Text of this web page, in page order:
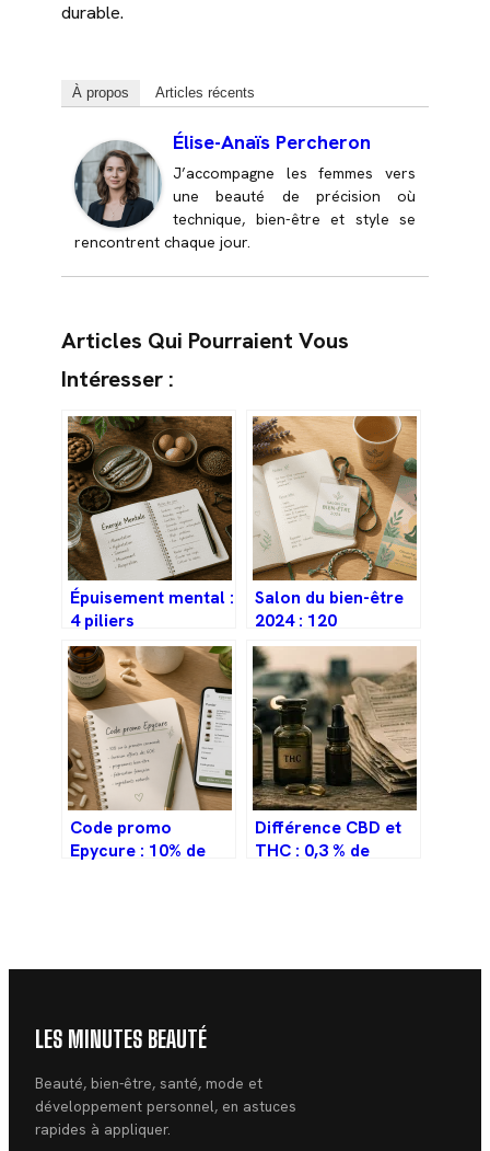
durable.
À propos Articles récents
Élise-Anaïs Percheron
J’accompagne les femmes vers
une beauté de précision où
technique, bien-être et style se
rencontrent chaque jour.
Articles Qui Pourraient Vous
Intéresser :
Épuisement mental :
4 piliers
physiologiques et
une méthode pour
libérer votre charge
cognitive
Salon du bien-être
2024 : 120
exposants et 40
ateliers pour
réinventer votre
santé
Code promo
Epycure : 10% de
Différence CBD et
THC : 0,3 % de
LES MINUTES BEAUTÉ
Beauté, bien-être, santé, mode et
développement personnel, en astuces
rapides à appliquer.